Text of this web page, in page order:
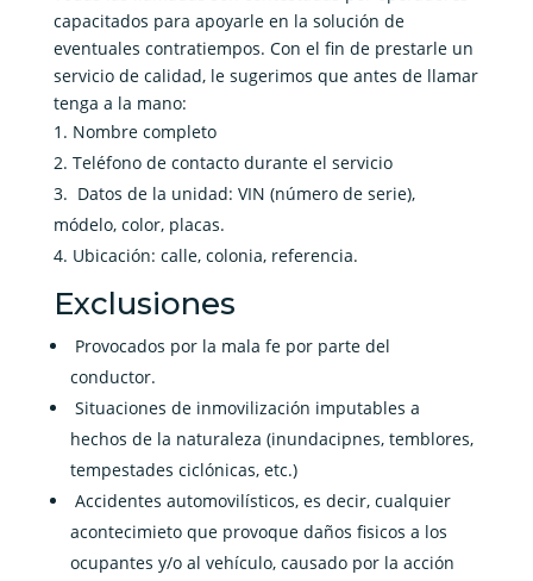
capacitados para apoyarle en la solución de
eventuales contratiempos. Con el fin de prestarle un
servicio de calidad, le sugerimos que antes de llamar
tenga a la mano:
Nombre completo
Teléfono de contacto durante el servicio
Datos de la unidad: VIN (número de serie),
módelo, color, placas.
Ubicación: calle, colonia, referencia.
Exclusiones
Provocados por la mala fe por parte del
conductor.
Situaciones de inmovilización imputables a
hechos de la naturaleza (inundacipnes, temblores,
tempestades ciclónicas, etc.)
Accidentes automovilísticos, es decir, cualquier
acontecimieto que provoque daños fisicos a los
ocupantes y/o al vehículo, causado por la acción